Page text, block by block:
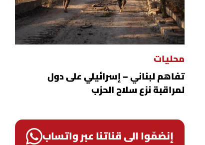
محليات
تفاهم لبناني – إسرائيلي على دول
لمراقبة نزع سلاح الحزب
إنضمّوا الى قناتنا عبر واتساب